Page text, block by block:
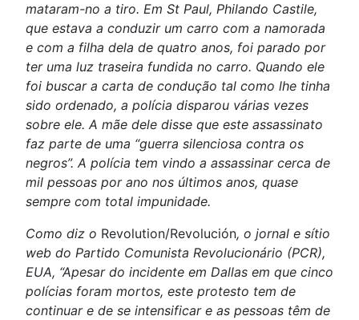
mataram-no a tiro. Em St Paul, Philando Castile,
que estava a conduzir um carro com a namorada
e com a filha dela de quatro anos, foi parado por
ter uma luz traseira fundida no carro. Quando ele
foi buscar a carta de condução tal como lhe tinha
sido ordenado, a polícia disparou várias vezes
sobre ele. A mãe dele disse que este assassinato
faz parte de uma “guerra silenciosa contra os
negros”. A polícia tem vindo a assassinar cerca de
mil pessoas por ano nos últimos anos, quase
sempre com total impunidade.
Como diz o Revolution/Revolución, o jornal e sítio
web do Partido Comunista Revolucionário (PCR),
EUA, “Apesar do incidente em Dallas em que cinco
polícias foram mortos, este protesto tem de
continuar e de se intensificar e as pessoas têm de